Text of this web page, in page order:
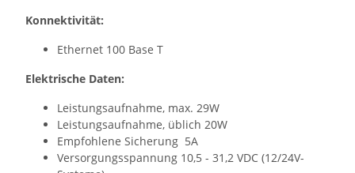
Konnektivität:
Ethernet 100 Base T
Elektrische Daten:
Leistungsaufnahme, max. 29W
Leistungsaufnahme, üblich 20W
Empfohlene Sicherung 5A
Versorgungsspannung 10,5 - 31,2 VDC (12/24V-